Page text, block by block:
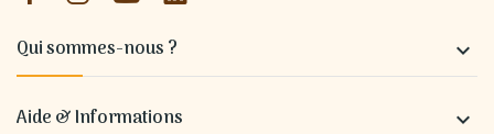
Qui sommes-nous ? 
Aide & Informations 